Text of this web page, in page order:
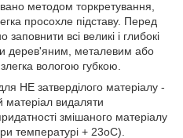
методом торкретування,
просохле підставу. Перед
всі великі і глибокі
дерев'яним, металевим або
вологою губкою.
затверділого матеріалу -
видаляти
змішаного матеріалу
температурі + 23oС).